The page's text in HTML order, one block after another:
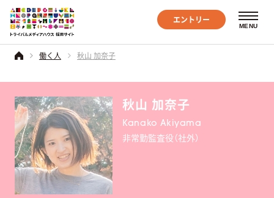
エントリー
MENU
働く人 秋山 加奈子
秋山 加奈子
Kanako Akiyama
非常勤監査役（社外）